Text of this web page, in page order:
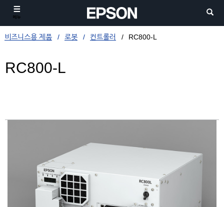
메뉴
비즈니스용 제품 로봇 컨트롤러 RC800-L
RC800-L